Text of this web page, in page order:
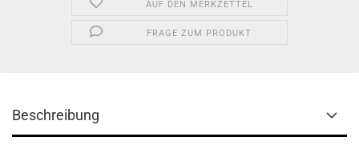
AUF DEN MERKZETTEL
FRAGE ZUM PRODUKT
Beschreibung